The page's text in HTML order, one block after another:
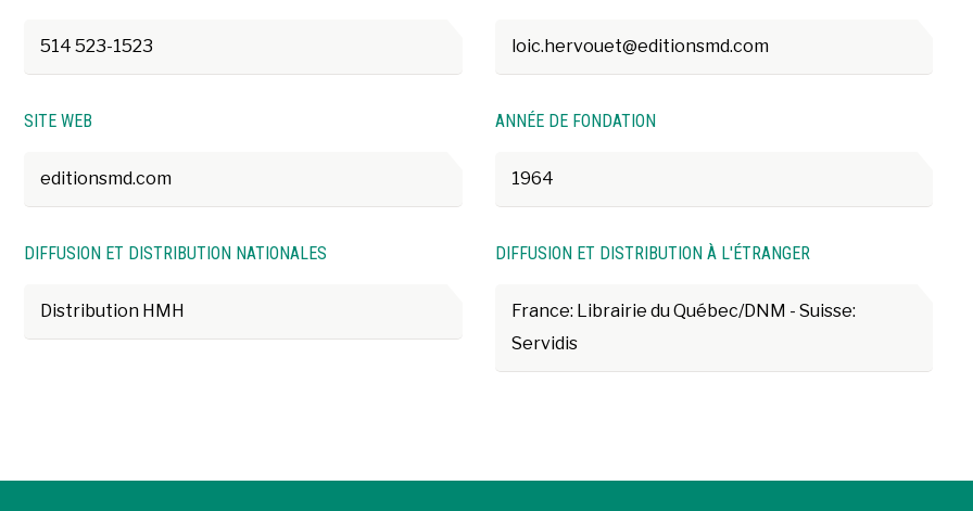
514 523-1523 loic.hervouet@editionsmd.com
SITE WEB
editionsmd.com
ANNÉE DE FONDATION
1964
DIFFUSION ET DISTRIBUTION NATIONALES
Distribution HMH
DIFFUSION ET DISTRIBUTION À L'ÉTRANGER
France: Librairie du Québec/DNM - Suisse:
Servidis